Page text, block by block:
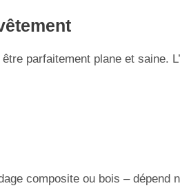
parfaitement plane et saine.
composite ou bois –